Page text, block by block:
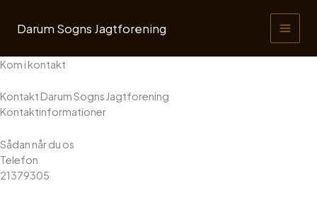
Darum Sogns Jagtforening
Kom i kontakt
Kontakt Darum Sogns Jagtforening
Kontaktinformationer
Sådan når du os
Telefon
21379305